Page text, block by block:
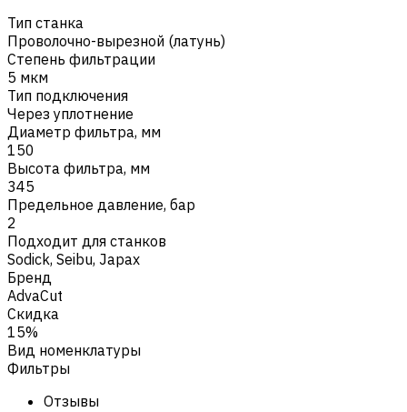
Тип станка
Проволочно-вырезной (латунь)
Степень фильтрации
5 мкм
Тип подключения
Через уплотнение
Диаметр фильтра, мм
150
Высота фильтра, мм
345
Предельное давление, бар
2
Подходит для станков
Sodick, Seibu, Japax
Бренд
AdvaCut
Скидка
15%
Вид номенклатуры
Фильтры
Отзывы